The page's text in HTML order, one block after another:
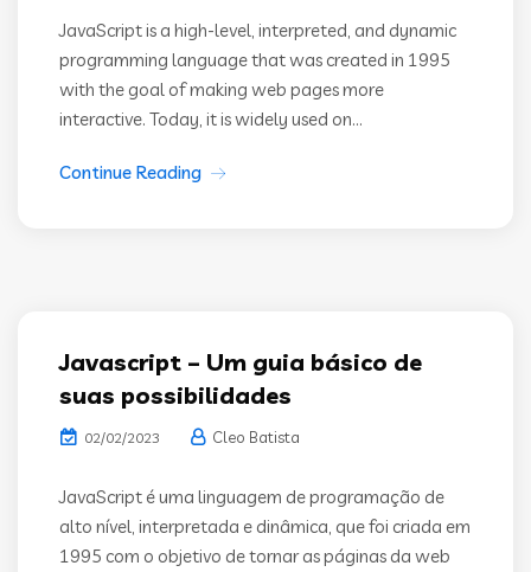
JavaScript is a high-level, interpreted, and dynamic
programming language that was created in 1995
with the goal of making web pages more
interactive. Today, it is widely used on...
Continue Reading
Javascript – Um guia básico de
suas possibilidades
02/02/2023 Cleo Batista
JavaScript é uma linguagem de programação de
alto nível, interpretada e dinâmica, que foi criada em
1995 com o objetivo de tornar as páginas da web